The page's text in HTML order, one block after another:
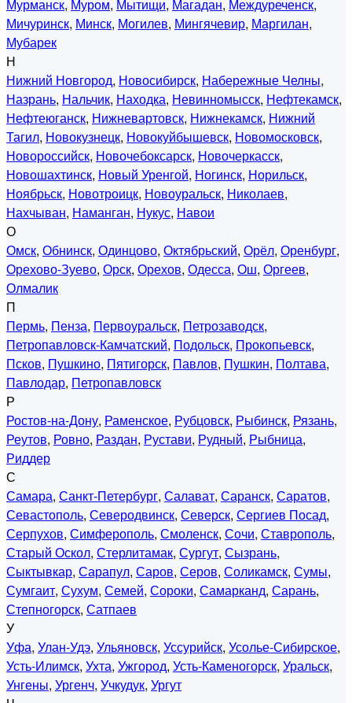
Мурманск, Муром, Мытищи, Магадан, Междуреченск,
Мичуринск, Минск, Могилев, Мингячевир, Маргилан,
Мубарек
Н
Нижний Новгород, Новосибирск, Набережные Челны,
Назрань, Нальчик, Находка, Невинномысск, Нефтекамск,
Нефтеюганск, Нижневартовск, Нижнекамск, Нижний
Тагил, Новокузнецк, Новокуйбышевск, Новомосковск,
Новороссийск, Новочебоксарск, Новочеркасск,
Новошахтинск, Новый Уренгой, Ногинск, Норильск,
Ноябрьск, Новотроицк, Новоуральск, Николаев,
Нахчыван, Наманган, Нукус, Навои
О
Омск, Обнинск, Одинцово, Октябрьский, Орёл, Оренбург,
Орехово-Зуево, Орск, Орехов, Одесса, Ош, Оргеев,
Олмалик
П
Пермь, Пенза, Первоуральск, Петрозаводск,
Петропавловск-Камчатский, Подольск, Прокопьевск,
Псков, Пушкино, Пятигорск, Павлов, Пушкин, Полтава,
Павлодар, Петропавловск
Р
Ростов-на-Дону, Раменское, Рубцовск, Рыбинск, Рязань,
Реутов, Ровно, Раздан, Рустави, Рудный, Рыбница,
Риддер
С
Самара, Санкт-Петербург, Салават, Саранск, Саратов,
Севастополь, Северодвинск, Северск, Сергиев Посад,
Серпухов, Симферополь, Смоленск, Сочи, Ставрополь,
Старый Оскол, Стерлитамак, Сургут, Сызрань,
Сыктывкар, Сарапул, Саров, Серов, Соликамск, Сумы,
Сумгаит, Сухум, Семей, Сороки, Самарканд, Сарань,
Степногорск, Сатпаев
У
Уфа, Улан-Удэ, Ульяновск, Уссурийск, Усолье-Сибирское,
Усть-Илимск, Ухта, Ужгород, Усть-Каменогорск, Уральск,
Унгены, Ургенч, Учкудук, Ургут